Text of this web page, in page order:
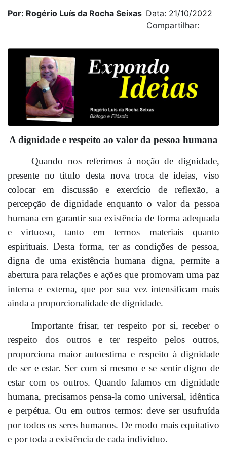
Por: Rogério Luís da Rocha Seixas Data: 21/10/2022
Compartilhar:
A dignidade e respeito ao valor da pessoa humana
Quando nos referimos à noção de dignidade,
presente no título desta nova troca de ideias, viso
colocar em discussão e exercício de reflexão, a
percepção de dignidade enquanto o valor da pessoa
humana em garantir sua existência de forma adequada
e virtuoso, tanto em termos materiais quanto
espirituais. Desta forma, ter as condições de pessoa,
digna de uma existência humana digna, permite a
abertura para relações e ações que promovam uma paz
interna e externa, que por sua vez intensificam mais
ainda a proporcionalidade de dignidade.
Importante frisar, ter respeito por si, receber o
respeito dos outros e ter respeito pelos outros,
proporciona maior autoestima e respeito à dignidade
de ser e estar. Ser com si mesmo e se sentir digno de
estar com os outros. Quando falamos em dignidade
humana, precisamos pensa-la como universal, idêntica
e perpétua. Ou em outros termos: deve ser usufruída
por todos os seres humanos. De modo mais equitativo
e por toda a existência de cada indivíduo.